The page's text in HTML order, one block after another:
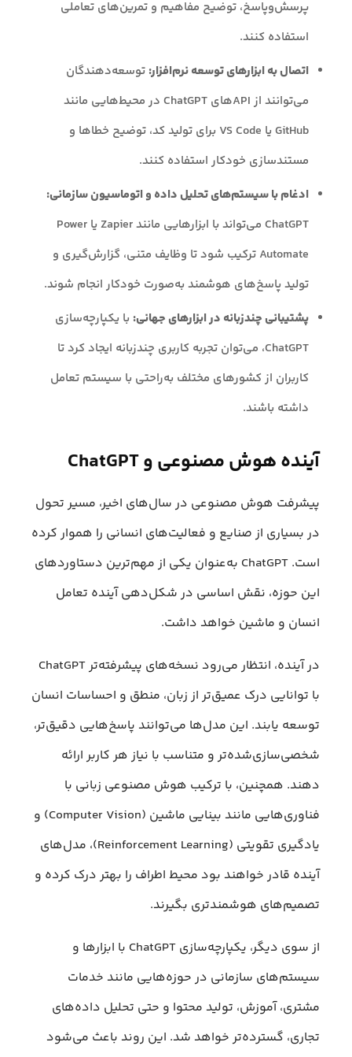
پرسش‌وپاسخ، توضیح مفاهیم و تمرین‌های تعاملی
استفاده کنند.
اتصال به ابزارهای توسعه نرم‌افزار: توسعه‌دهندگان
می‌توانند از APIهای ChatGPT در محیط‌هایی مانند
GitHub یا VS Code برای تولید کد، توضیح خطاها و
مستندسازی خودکار استفاده کنند.
ادغام با سیستم‌های تحلیل داده و اتوماسیون سازمانی:
ChatGPT می‌تواند با ابزارهایی مانند Zapier یا Power
Automate ترکیب شود تا وظایف متنی، گزارش‌گیری و
تولید پاسخ‌های هوشمند به‌صورت خودکار انجام شوند.
پشتیبانی چندزبانه در ابزارهای جهانی: با یکپارچه‌سازی
ChatGPT، می‌توان تجربه کاربری چندزبانه ایجاد کرد تا
کاربران از کشورهای مختلف به‌راحتی با سیستم تعامل
داشته باشند.
آینده هوش مصنوعی و ChatGPT
پیشرفت هوش مصنوعی در سال‌های اخیر، مسیر تحول
در بسیاری از صنایع و فعالیت‌های انسانی را هموار کرده
است. ChatGPT به‌عنوان یکی از مهم‌ترین دستاوردهای
این حوزه، نقش اساسی در شکل‌دهی آینده تعامل
انسان و ماشین خواهد داشت.
در آینده، انتظار می‌رود نسخه‌های پیشرفته‌تر ChatGPT
با توانایی درک عمیق‌تر از زبان، منطق و احساسات انسان
توسعه یابند. این مدل‌ها می‌توانند پاسخ‌هایی دقیق‌تر،
شخصی‌سازی‌شده‌تر و متناسب با نیاز هر کاربر ارائه
دهند. همچنین، با ترکیب هوش مصنوعی زبانی با
فناوری‌هایی مانند بینایی ماشین (Computer Vision) و
یادگیری تقویتی (Reinforcement Learning)، مدل‌های
آینده قادر خواهند بود محیط اطراف را بهتر درک کرده و
تصمیم‌های هوشمندتری بگیرند.
از سوی دیگر، یکپارچه‌سازی ChatGPT با ابزارها و
سیستم‌های سازمانی در حوزه‌هایی مانند خدمات
مشتری، آموزش، تولید محتوا و حتی تحلیل داده‌های
تجاری، گسترده‌تر خواهد شد. این روند باعث می‌شود